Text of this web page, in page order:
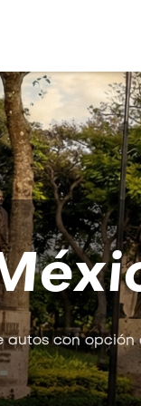
autos con